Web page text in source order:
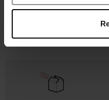
Review Beleid inzake
Nog